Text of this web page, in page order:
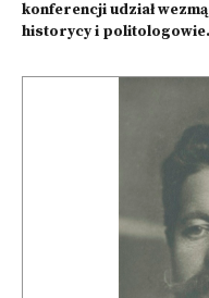
konferencji udział
historycy i politologowie.